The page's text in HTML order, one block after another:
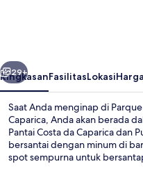
de
Caparica
Berikutnya
29+
RingkasanFasilitasLokasiHarga
Saat Anda menginap di
Caparica, Anda akan berada
Pantai Costa da Caparica dan
bersantai dengan minum di
spot sempurna untuk